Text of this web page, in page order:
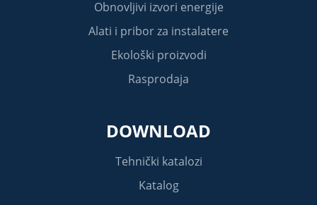
Obnovljivi izvori energije
Alati i pribor za instalatere
Ekološki proizvodi
Rasprodaja
DOWNLOAD
Tehnički katalozi
Katalog